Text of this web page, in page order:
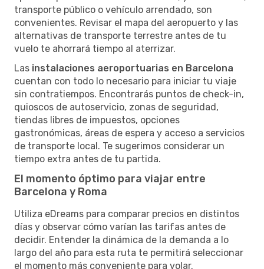
transporte público o vehículo arrendado, son
convenientes. Revisar el mapa del aeropuerto y las
alternativas de transporte terrestre antes de tu
vuelo te ahorrará tiempo al aterrizar.
Las instalaciones aeroportuarias en Barcelona
cuentan con todo lo necesario para iniciar tu viaje
sin contratiempos. Encontrarás puntos de check-in,
quioscos de autoservicio, zonas de seguridad,
tiendas libres de impuestos, opciones
gastronómicas, áreas de espera y acceso a servicios
de transporte local. Te sugerimos considerar un
tiempo extra antes de tu partida.
El momento óptimo para viajar entre
Barcelona y Roma
Utiliza eDreams para comparar precios en distintos
días y observar cómo varían las tarifas antes de
decidir. Entender la dinámica de la demanda a lo
largo del año para esta ruta te permitirá seleccionar
el momento más conveniente para volar.